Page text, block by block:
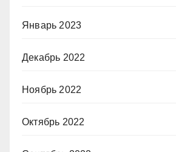
Январь 2023
Декабрь 2022
Ноябрь 2022
Октябрь 2022